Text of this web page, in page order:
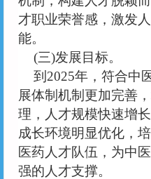
才职业荣誉感，激发
能。
(三)发展目标。
到 2025年，符合中
展体制机制更加完善
理，人才规模快速增
成长环境明显优化，
医药人才队伍，为中
强的人才支撑。